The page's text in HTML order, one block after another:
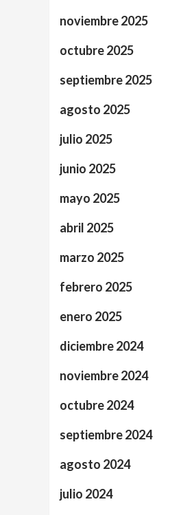
noviembre 2025
octubre 2025
septiembre 2025
agosto 2025
julio 2025
junio 2025
mayo 2025
abril 2025
marzo 2025
febrero 2025
enero 2025
diciembre 2024
noviembre 2024
octubre 2024
septiembre 2024
agosto 2024
julio 2024